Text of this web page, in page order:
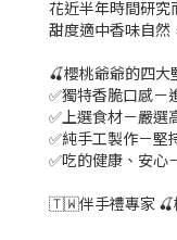
花近半年時間研究
甜度適中香味自然
🍒櫻桃爺爺的四大
✅獨特香脆口感－
✅上選食材－嚴選
✅純手工製作－堅
✅吃的健康、安心
🇹🇼伴手禮專家 🍒